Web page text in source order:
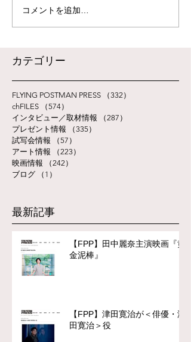
コメントを追加…
​カテゴリー
FLYING POSTMAN PRESS （332）
chFILES
（574）
インタビュー／取材情報
（287）
プレゼント情報
（335）
試写会情報
（57）
アート情報
（223）
映画情報
（242）
ブログ
（1）
最新記事
【FPP】田中麗奈主演映画『黄
金泥棒』
【FPP】津田寛治が＜俳優・津
田寛治＞役